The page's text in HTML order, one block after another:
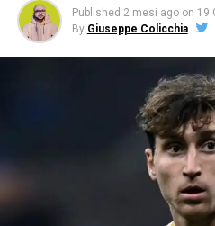
Published 2 mesi ago on 19
By Giuseppe Colicchia